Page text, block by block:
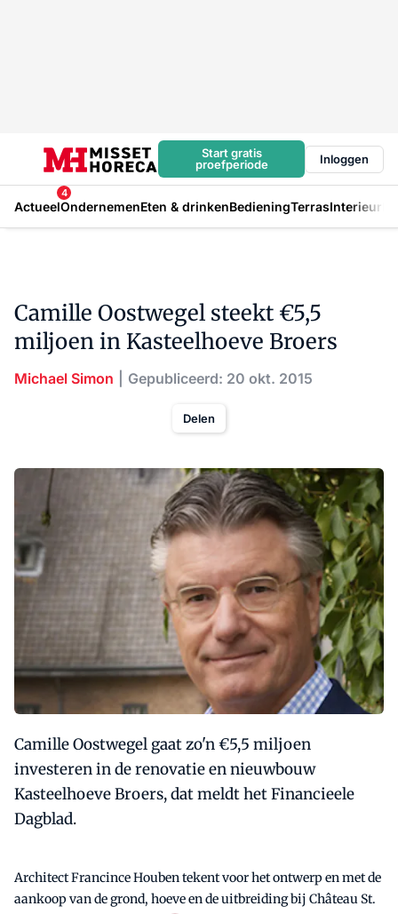
Start gratis
proefperiode
Inloggen
Actueel
4
OndernemenEten & drinkenBedieningTerrasInterieur
Camille Oostwegel steekt €5,5
miljoen in Kasteelhoeve Broers
Michael Simon Gepubliceerd: 20 okt. 2015
Delen
Camille Oostwegel gaat zo'n €5,5 miljoen
investeren in de renovatie en nieuwbouw
Kasteelhoeve Broers, dat meldt het Financieele
Dagblad.
Architect Francince Houben tekent voor het ontwerp en met de
aankoop van de grond, hoeve en de uitbreiding bij Château St.